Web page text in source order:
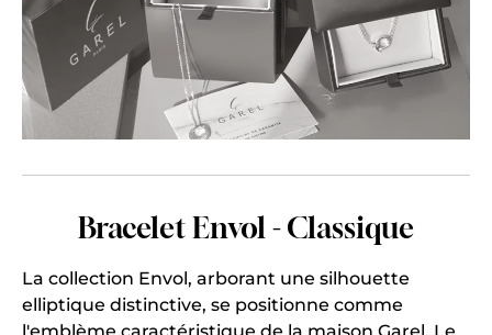
Bracelet Envol - Classique
La collection Envol, arborant une silhouette
elliptique distinctive, se positionne comme